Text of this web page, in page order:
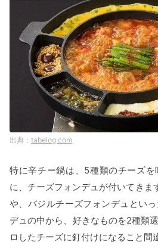
tabelog.com
特に辛チー鍋は、5種類のチーズ
に、チーズフォンデュが付いてきま
や、バジルチーズフォンデュとい
デュの中から、好きなものを2種類
ロしたチーズに釘付けになること